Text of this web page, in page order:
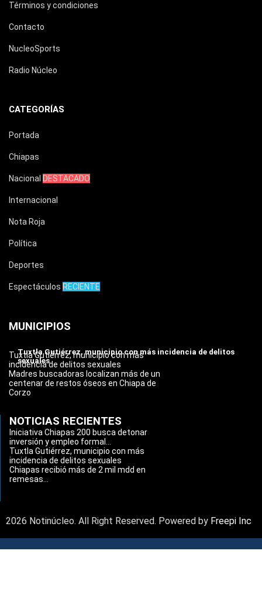
Términos y condiciones
Contacto
NucleoSports
Radio Núcleo
CATEGORÍAS
Portada
Chiapas
Nacional DESTACADO
Internacional
Nota Roja
Política
Deportes
Espectáculos RECIENTE
MUNICIPIOS
Tuxtla Gutiérrez, municipio con más incidencia de delitos
sexuales
Tuxtla Gutiérrez, municipio con más
incidencia de delitos sexuales
Madres buscadoras localizan más de un
centenar de restos óseos en Chiapa de
Corzo
NOTICIAS RECIENTES
Iniciativa Chiapas 200 busca detonar
inversión y empleo formal...
Tuxtla Gutiérrez, municipio con más
incidencia de delitos sexuales
Chiapas recibió más de 2 mil mdd en
remesas...
2026 Notinúcleo. All Right Reserved. Powered by Freepi Inc